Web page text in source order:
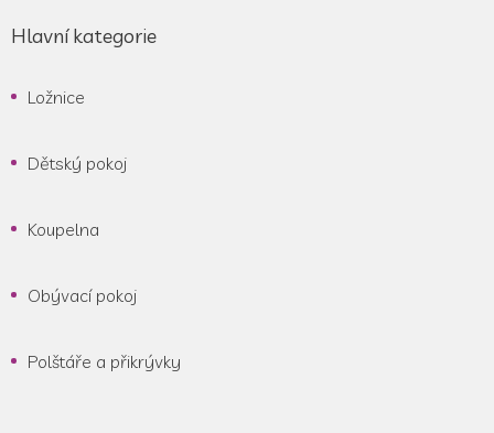
Hlavní kategorie
Ložnice
Dětský pokoj
Koupelna
Obývací pokoj
Polštáře a přikrývky